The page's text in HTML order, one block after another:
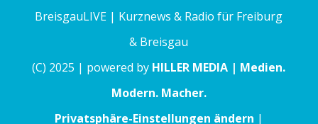
BreisgauLIVE | Kurznews & Radio für Freiburg
& Breisgau
(C) 2025 | powered by HILLER MEDIA | Medien.
Modern. Macher.
Privatsphäre-Einstellungen ändern |